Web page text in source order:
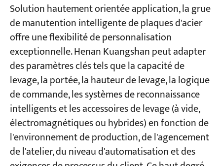
Solution hautement orientée application, la grue
de manutention intelligente de plaques d'acier
offre une flexibilité de personnalisation
exceptionnelle. Henan Kuangshan peut adapter
des paramètres clés tels que la capacité de
levage, la portée, la hauteur de levage, la logique
de commande, les systèmes de reconnaissance
intelligents et les accessoires de levage (à vide,
électromagnétiques ou hybrides) en fonction de
l'environnement de production, de l'agencement
de l'atelier, du niveau d'automatisation et des